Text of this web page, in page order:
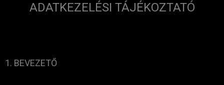
ADATKEZELÉSI TÁJÉKOZTATÓ
1. BEVEZETŐ